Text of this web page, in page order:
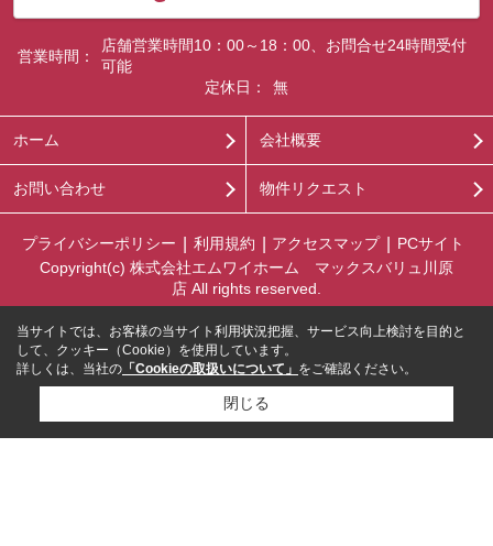
営業時間：
店舗営業時間10：00～18：00、お問合せ24時間受付
可能
定休日：
無
ホーム 会社概要
お問い合わせ 物件リクエスト
プライバシーポリシー 利用規約 アクセスマップ
PCサイト
Copyright(c) 株式会社エムワイホーム マックスバリュ川原
店 All rights reserved.
当サイトでは、お客様の当サイト利用状況把握、サービス向上検討を目的と
して、クッキー（Cookie）を使用しています。
詳しくは、当社の 「Cookieの取扱いについて」 をご確認ください。
閉じる